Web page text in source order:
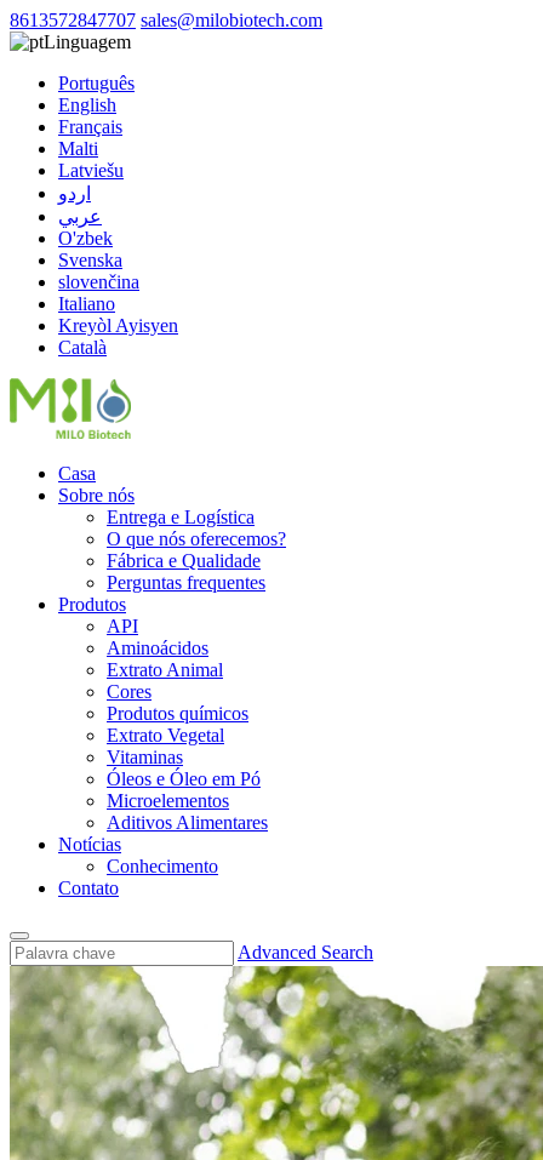
8613572847707 sales@milobiotech.com
Linguagem
Português
English
Français
Malti
Latviešu
اردو
عربي
O'zbek
Svenska
slovenčina
Italiano
Kreyòl Ayisyen
Català
Casa
Sobre nós
Entrega e Logística
O que nós oferecemos?
Fábrica e Qualidade
Perguntas frequentes
Produtos
API
Aminoácidos
Extrato Animal
Cores
Produtos químicos
Extrato Vegetal
Vitaminas
Óleos e Óleo em Pó
Microelementos
Aditivos Alimentares
Notícias
Conhecimento
Contato
Advanced Search